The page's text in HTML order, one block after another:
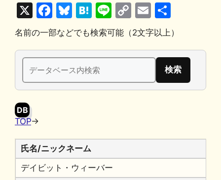
X
F
a
c
e
b
o
Bl
u
e
s
k
y
H
at
e
n
a
Li
n
e
C
o
p
y
n
E
m
ai
l
有
名前の一部などでも検索可能（2文字以上）
検
索:
DB
TOP→
氏名/ニックネーム
デイビット・ウィーバー